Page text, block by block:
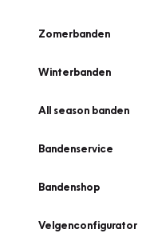
Zomerbanden
Winterbanden
All season banden
Bandenservice
Bandenshop
Velgenconfigurator